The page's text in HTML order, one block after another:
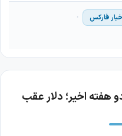
فارکس
هفته اخیر؛ دلار عقب